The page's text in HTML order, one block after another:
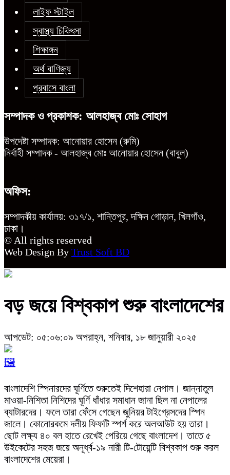
লাইফ স্টাইল
স্বাস্থ্য চিকিৎসা
শিক্ষাঙ্গন
অর্থ বাণিজ্য
প্রবাসে বাংলা
সম্পাদক ও প্রকাশক: আলহাজ্ব মোঃ সোহাগ
উপদেষ্টা সম্পাদক: আনোয়ার হোসেন (রুমি)
নির্বাহী সম্পাদক - আলহাজ্ব মোঃ আনোয়ার হোসেন (বাবুল)
অফিস:
সম্পাদকীয় কার্যালয়: ৩১৭/১, শান্তিপুর, দক্ষিন গোড়ান, খিলগাঁও,
ঢাকা।
© All rights reserved
Web Design By Trust Soft BD
বড় জয়ে বিশ্বকাপ শুরু বাংলাদেশের
আপডেট: ০৫:০৬:০৯ অপরাহ্ন, শনিবার, ১৮ জানুয়ারী ২০২৫
🖼️
বাংলাদেশি স্পিনারদের ঘূর্ণিতে শুরুতেই দিশেহারা নেপাল। জান্নাতুল
মাওয়া-নিশিতা নিশিদের ঘূর্ণি ধাঁধার সমাধান জানা ছিল না নেপালের
ব্যাটারদের। ফলে তারা ফেঁসে গেছেন জুনিয়র টাইগ্রেসদের স্পিন
জালে। কোনোরকমে দলীয় ফিফটি স্পর্শ করে অলআউট হয় তারা।
ছোট লক্ষ্য ৪০ বল হাতে রেখেই পেরিয়ে গেছে বাংলাদেশ। তাতে ৫
উইকেটের সহজ জয়ে অনূর্ধ্ব-১৯ নারী টি-টোয়েন্টি বিশ্বকাপ শুরু করল
বাংলাদেশের মেয়েরা।